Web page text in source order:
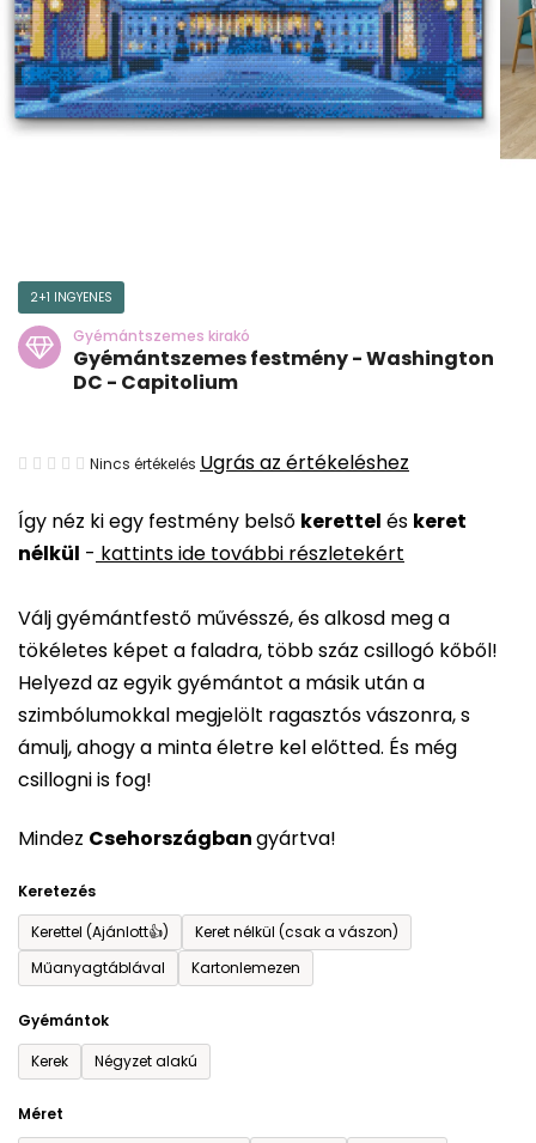
Így néz ki egy festmény belső kerettel és keret
nélkül - kattints ide további részletekért
Válj gyémántfestő művésszé, és alkosd meg a
tökéletes képet a faladra, több száz csillogó kőből!
Helyezd az egyik gyémántot a másik után a
szimbólumokkal megjelölt ragasztós vászonra, s
ámulj, ahogy a minta életre kel előtted. És még
csillogni is fog!
Mindez Csehországbangyártva!
Keretezés
Kerettel (Ajánlott👍)
Keret nélkül (csak a vászon)
Műanyagtáblával
Kartonlemezen
Gyémántok
Kerek
Négyzet alakú
Méret
2+1 INGYENES
Gyémántszemes kirakó
Gyémántszemes festmény - Washington
DC - Capitolium
A
átlagos
értékelése
ből
0,0
csillag.
Nincs értékelés Ugrás az értékeléshez